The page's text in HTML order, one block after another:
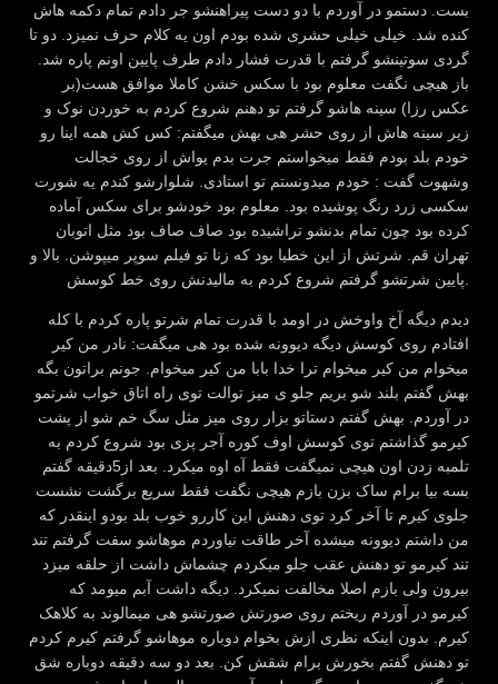
بست. دستمو در آوردم با دو دست پیراهنشو جر دادم تمام دکمه هاش
کنده شد. خیلی خیلی حشری شده بودم اون یه کلام حرف نمیزد. دو تا
گردی سوتینشو گرفتم با قدرت فشار دادم طرف پایین اونم پاره شد.
باز هیچی نگفت معلوم بود با سکس خشن کاملا موافق هست(بر
عکس رزا) سینه هاشو گرفتم تو دهنم شروع کردم به خوردن نوک و
زیر سینه هاش از روی حشر هی بهش میگفتم: کس کش همه اینا رو
خودم بلد بودم فقط میخواستم جرت بدم یواش از روی خجالت
وشهوت گفت : خودم میدونستم تو استادی. شلوارشو کندم یه شورت
سکسی زرد رنگ پوشیده بود. معلوم بود خودشو برای سکس آماده
کرده بود چون تمام بدنشو تراشیده بود صاف صاف بود مثل اتوبان
تهران قم. شرتش از این خطیا بود که زنا تو فیلم سوپر میپوشن. بالا و
پایین شرتشو گرفتم شروع کردم به مالیدنش روی خط کوسش.
دیدم دیگه آخ واوخش در اومد با قدرت تمام شرتو پاره کردم با کله
افتادم روی کوسش دیگه دیوونه شده بود هی میگفت: نادر من کیر
میخوام من کیر میخوام ترا خدا بابا من کیر میخوام. جونم براتون بگه
بهش گفتم بلند شو بریم جلو ی میز توالت توی راه اتاق خواب شرتمو
در آوردم. بهش گفتم دستاتو بزار روی میز مثل سگ خم شو از پشت
کیرمو گذاشتم توی کوسش اوف کوره آجر پزی بود شروع کردم به
تلمبه زدن اون هیچی نمیگفت فقط آه اوه میکرد. بعد از5دقیقه گفتم
بسه بیا برام ساک بزن بازم هیچی نگفت فقط سریع برگشت نشست
جلوی کیرم تا آخر کرد توی دهنش این کاررو خوب بلد بودو اینقدر که
من داشتم دیوونه میشده آخر طاقت نیاوردم موهاشو سفت گرفتم تند
تند کیرمو تو دهنش عقب جلو میکردم چشماش داشت از حلقه میزد
بیرون ولی بازم اصلا مخالفت نمیکرد. دیگه داشت آبم میومد که
کیرمو در آوردم ریختم روی صورتش صورتشو هی میمالوند به کلاهک
کیرم. بدون اینکه نظری ازش بخوام دوباره موهاشو گرفتم کیرم کردم
تو دهنش گفتم بخورش برام شقش کن. بعد دو سه دقیقه دوباره شق